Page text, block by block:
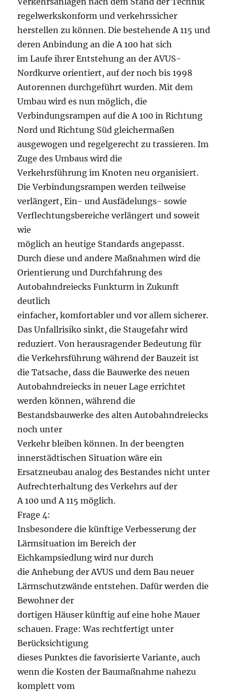
regelwerkskonform und verkehrssicher
herstellen zu können. Die bestehende A 115 und
deren Anbindung an die A 100 hat sich
im Laufe ihrer Entstehung an der AVUS-
Nordkurve orientiert, auf der noch bis 1998
Autorennen durchgeführt wurden. Mit dem
Umbau wird es nun möglich, die
Verbindungsrampen auf die A 100 in Richtung
Nord und Richtung Süd gleichermaßen
ausgewogen und regelgerecht zu trassieren. Im
Zuge des Umbaus wird die
Verkehrsführung im Knoten neu organisiert.
Die Verbindungsrampen werden teilweise
verlängert, Ein- und Ausfädelungs- sowie
Verflechtungsbereiche verlängert und soweit
wie
möglich an heutige Standards angepasst.
Durch diese und andere Maßnahmen wird die
Orientierung und Durchfahrung des
Autobahndreiecks Funkturm in Zukunft
deutlich
einfacher, komfortabler und vor allem sicherer.
Das Unfallrisiko sinkt, die Staugefahr wird
reduziert. Von herausragender Bedeutung für
die Verkehrsführung während der Bauzeit ist
die Tatsache, dass die Bauwerke des neuen
Autobahndreiecks in neuer Lage errichtet
werden können, während die
Bestandsbauwerke des alten Autobahndreiecks
noch unter
Verkehr bleiben können. In der beengten
innerstädtischen Situation wäre ein
Ersatzneubau analog des Bestandes nicht unter
Aufrechterhaltung des Verkehrs auf der
A 100 und A 115 möglich.
Frage 4:
Insbesondere die künftige Verbesserung der
Lärmsituation im Bereich der
Eichkampsiedlung wird nur durch
die Anhebung der AVUS und dem Bau neuer
Lärmschutzwände entstehen. Dafür werden die
Bewohner der
dortigen Häuser künftig auf eine hohe Mauer
schauen. Frage: Was rechtfertigt unter
Berücksichtigung
dieses Punktes die favorisierte Variante, auch
wenn die Kosten der Baumaßnahme nahezu
komplett vom